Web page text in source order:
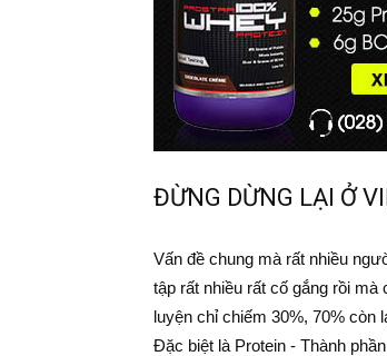
ĐỪNG DỪNG LẠI Ở
Vấn đề chung mà rất nhiều
tập rất nhiều rất cố gắng rồi
luyện chỉ chiếm 30%, 70%
Đặc biệt là Protein - Thành